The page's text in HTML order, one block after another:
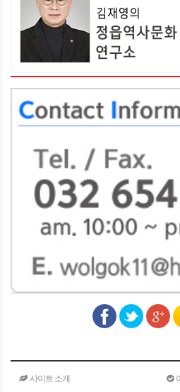
사이트 소개